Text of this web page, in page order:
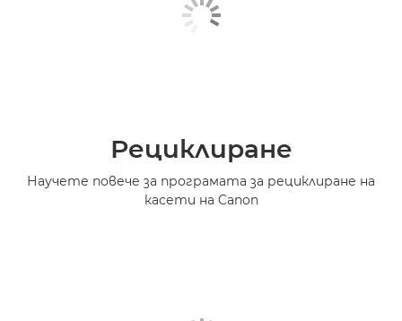
Рециклиране
Научете повече за програмата за рециклиране на
касети на Canon